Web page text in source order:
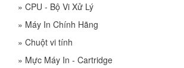
» CPU - Bộ Vi Xử Lý
» Máy In Chính Hãng
» Chuột vi tính
» Mực Máy In - Cartridge